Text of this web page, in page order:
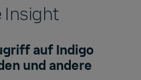
Insight
auf Indigo
und andere